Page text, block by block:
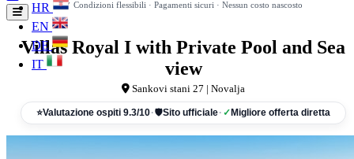
HR
EN
DE
IT
✓ Condizioni flessibili · Pagamenti sicuri · Nessun costo nascosto
Villas Royal I with Private Pool and Sea
view
Sankovi stani 27 | Novalja
⭐Valutazione ospiti 9.3/10·🛡Sito ufficiale· ✓ Migliore offerta diretta